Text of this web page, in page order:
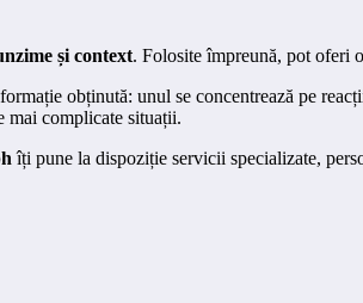
și context. Folosite împreună, pot oferi
obținută: unul se concentrează pe
mai complicate situații.
îți pune la dispoziție servicii specializate,